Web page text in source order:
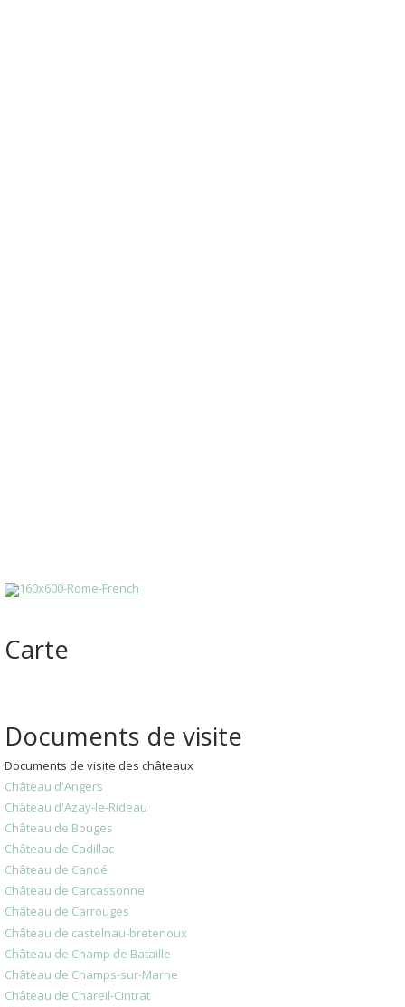
Carte
Documents de visite
Documents de visite des châteaux
Château d'Angers
Château d'Azay-le-Rideau
Château de Bouges
Château de Cadillac
Château de Candé
Château de Carcassonne
Château de Carrouges
Château de castelnau-bretenoux
Château de Champ de Bataille
Château de Champs-sur-Marne
Château de Chareil-Cintrat